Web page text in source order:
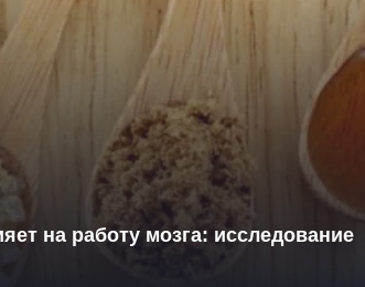
на работу мозга: исследование